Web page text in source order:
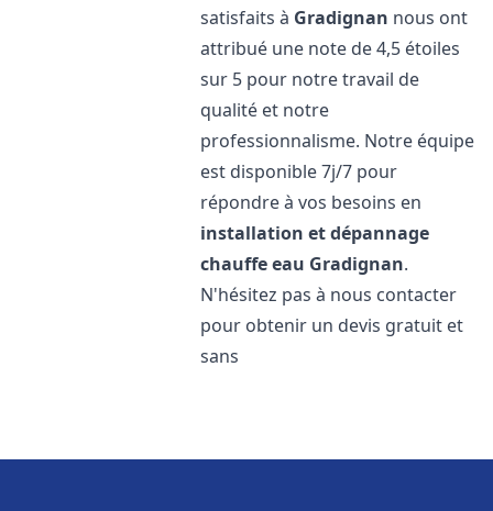
satisfaits à Gradignan nous ont
attribué une note de 4,5 étoiles
sur 5 pour notre travail de
qualité et notre
professionnalisme. Notre équipe
est disponible 7j/7 pour
répondre à vos besoins en
installation et dépannage
chauffe eau Gradignan.
N'hésitez pas à nous contacter
pour obtenir un devis gratuit et
sans